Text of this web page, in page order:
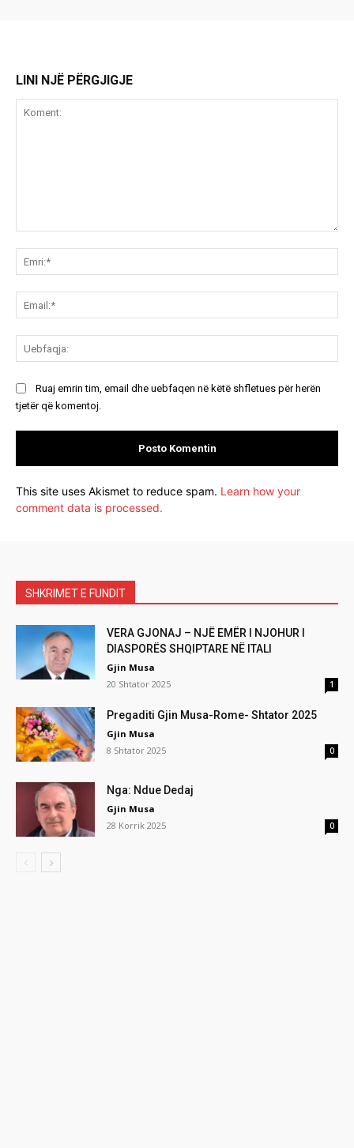
LINI NJË PËRGJIGJE
Ruaj emrin tim, email dhe uebfaqen në këtë shfletues për herën
tjetër që komentoj.
This site uses Akismet to reduce spam. Learn how your
comment data is processed.
SHKRIMET E FUNDIT
VERA GJONAJ – NJË EMËR I NJOHUR I
DIASPORËS SHQIPTARE NË ITALI
Gjin Musa
20 Shtator 2025
1
Pregaditi Gjin Musa-Rome- Shtator 2025
Gjin Musa
8 Shtator 2025
0
Nga: Ndue Dedaj
Gjin Musa
28 Korrik 2025
0